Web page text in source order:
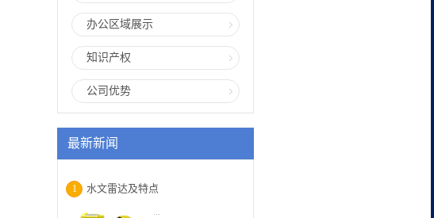
办公区域展示
知识产权
公司优势
最新新闻
1 水文雷达及特点
...